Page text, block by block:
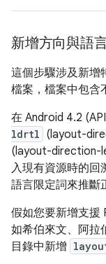
新增方向與語
這個步驟涉及新增
檔案，檔案中包含
在 Android 4.2
ldrtl (layout-
(layout-direction-
入現有資源時的回
語言限定詞來推斷
假如您要新增支援
如希伯來文、阿拉
目錄中新增